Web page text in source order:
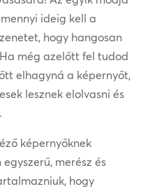
ideig kell a
hogy hangosan
még azelőtt fel tudod
elhagyná a képernyőt,
lesznek elolvasni és
képernyőknek
merész és
hogy